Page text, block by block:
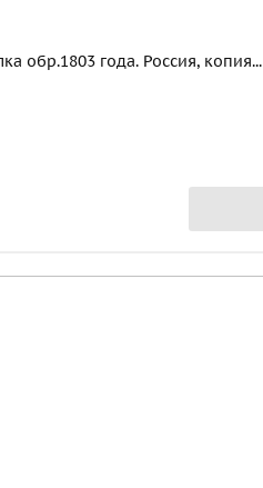
обр.1803 года. Россия, копия...